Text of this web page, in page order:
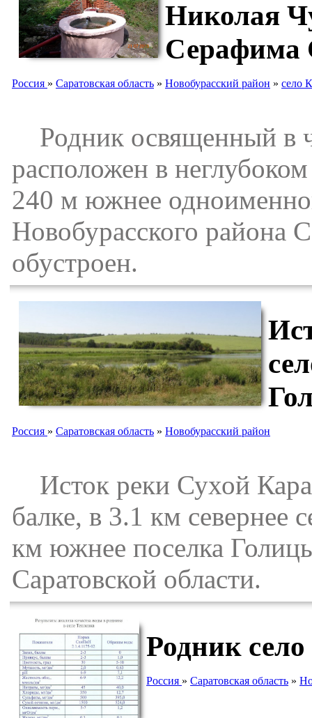
Николая
Серафима
Россия » Саратовская область » Новобурасский район » село
Родник освященный в
расположен в
240 м южнее
Новобурасского района
обустроен.
Россия » Саратовская область » Новобурасский район
Исток реки Сухой
балке, в 3.1 км севернее
км южнее поселка
Саратовской области.
Родник
Россия »Саратовская область »